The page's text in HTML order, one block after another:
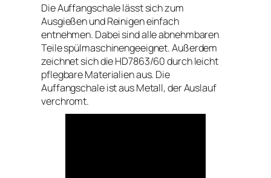
Die Auffangschale lässt sich zum
Ausgießen und Reinigen einfach
entnehmen. Dabei sind alle abnehmbaren
Teile spülmaschinengeeignet. Außerdem
zeichnet sich die HD7863/60 durch leicht
pflegbare Materialien aus. Die
Auffangschale ist aus Metall, der Auslauf
verchromt.